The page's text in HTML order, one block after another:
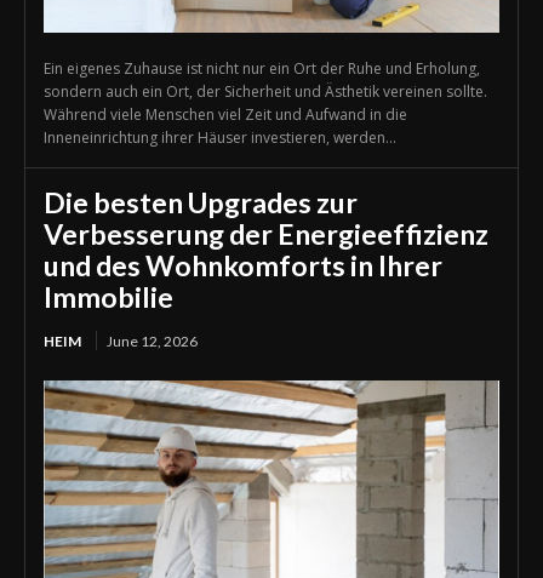
Ein eigenes Zuhause ist nicht nur ein Ort der Ruhe und Erholung,
sondern auch ein Ort, der Sicherheit und Ästhetik vereinen sollte.
Während viele Menschen viel Zeit und Aufwand in die
Inneneinrichtung ihrer Häuser investieren, werden...
Die besten Upgrades zur
Verbesserung der Energieeffizienz
und des Wohnkomforts in Ihrer
Immobilie
HEIM June 12, 2026